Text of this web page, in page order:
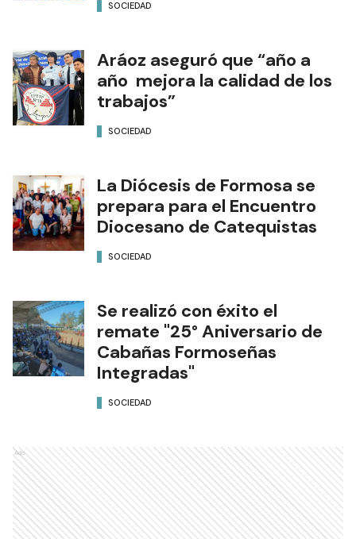
SOCIEDAD
Aráoz aseguró que “año a
año mejora la calidad de los
trabajos”
SOCIEDAD
La Diócesis de Formosa se
prepara para el Encuentro
Diocesano de Catequistas
SOCIEDAD
Se realizó con éxito el
remate "25° Aniversario de
Cabañas Formoseñas
Integradas"
SOCIEDAD
Ads